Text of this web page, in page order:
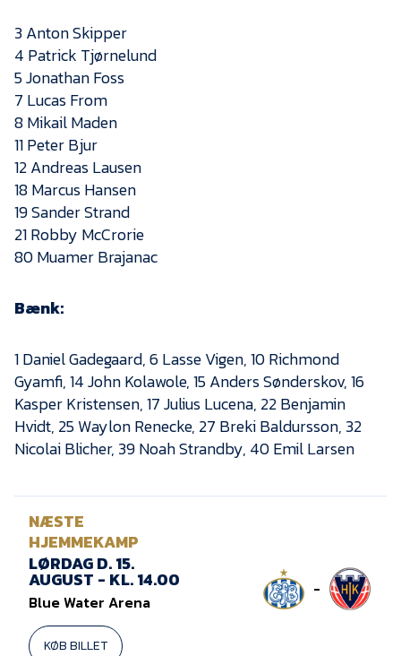
Job i EfB
Presse
3 Anton Skipper
4 Patrick Tjørnelund
5 Jonathan Foss
7 Lucas From
8 Mikail Maden
11 Peter Bjur
12 Andreas Lausen
18 Marcus Hansen
19 Sander Strand
21 Robby McCrorie
80 Muamer Brajanac
Bænk:
1 Daniel Gadegaard, 6 Lasse Vigen, 10 Richmond
Gyamfi, 14 John Kolawole, 15 Anders Sønderskov, 16
Kasper Kristensen, 17 Julius Lucena, 22 Benjamin
Hvidt, 25 Waylon Renecke, 27 Breki Baldursson, 32
Nicolai Blicher, 39 Noah Strandby, 40 Emil Larsen
NÆSTE
HJEMMEKAMP
LØRDAG D. 15.
AUGUST - KL. 14.00
Blue Water Arena
KØB BILLET
-